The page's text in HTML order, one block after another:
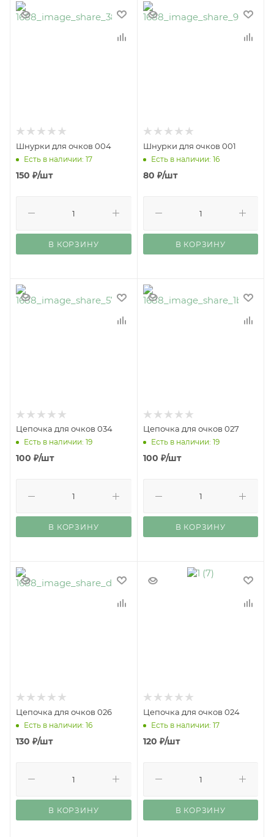
Шнурки для очков 004
Есть в наличии: 17
150 ₽/шт
В КОРЗИНУ
Шнурки для очков 001
Есть в наличии: 16
80 ₽/шт
В КОРЗИНУ
Цепочка для очков 034
Есть в наличии: 19
100 ₽/шт
В КОРЗИНУ
Цепочка для очков 027
Есть в наличии: 19
100 ₽/шт
В КОРЗИНУ
Цепочка для очков 026
Есть в наличии: 16
130 ₽/шт
В КОРЗИНУ
Цепочка для очков 024
Есть в наличии: 17
120 ₽/шт
В КОРЗИНУ